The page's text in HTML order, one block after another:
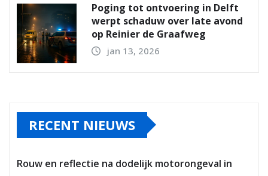
Poging tot ontvoering in Delft
werpt schaduw over late avond
op Reinier de Graafweg
jan 13, 2026
RECENT NIEUWS
Rouw en reflectie na dodelijk motorongeval in